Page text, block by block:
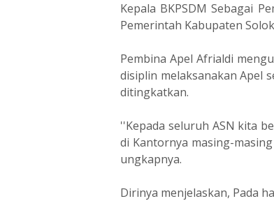
Kepala BKPSDM Sebagai
Pemerintah Kabupaten
Pembina Apel Afrialdi
disiplin melaksanakan Apel
ditingkatkan.
''Kepada seluruh ASN kita
di Kantornya masing-
ungkapnya.
Dirinya menjelaskan, Pada